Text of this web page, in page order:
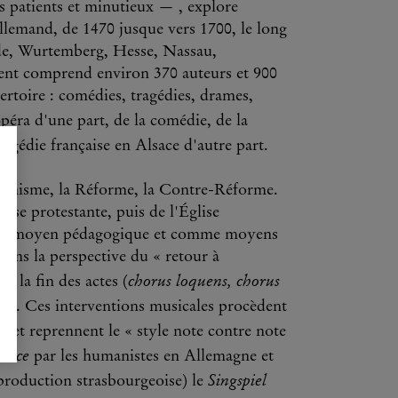
patients et minutieux — , explore
de 1470 jusque vers 1700, le long
Wurtemberg, Hesse, Nassau,
comprend environ 370 auteurs et 900
: comédies, tragédies, drames,
d'une part, de la comédie, de la
française en Alsace d'autre part.
la Réforme, la Contre-Réforme.
protestante, puis de l'Église
pédagogique et comme moyens
la perspective du « retour à
la fin des actes (chorus loquens, chorus
Ces interventions musicales procèdent
et reprennent le « style note contre note
par les humanistes en Allemagne et
strasbourgeoise) le Singspiel